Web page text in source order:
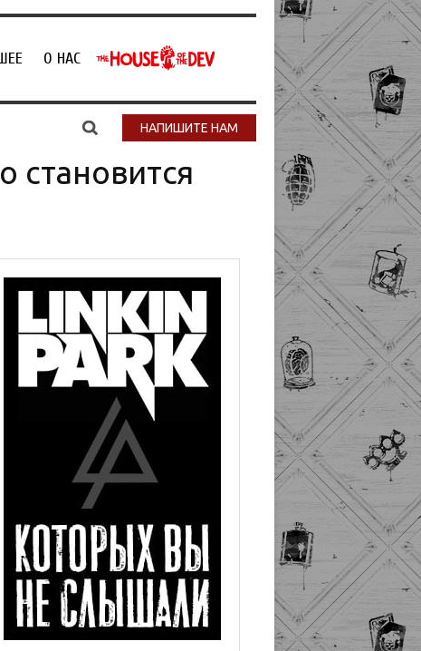
О НАС
НАПИШИТЕ НАМ
становится